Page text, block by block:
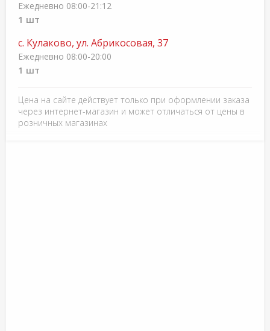
Ежедневно 08:00-21:12
1 шт
с. Кулаково, ул. Абрикосовая, 37
Ежедневно 08:00-20:00
1 шт
Цена на сайте действует только при оформлении заказа
через интернет-магазин и может отличаться от цены в
розничных магазинах